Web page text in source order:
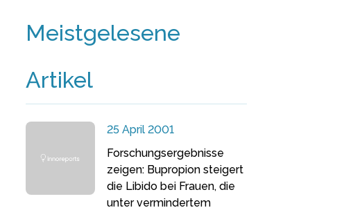
Meistgelesene
Artikel
25 April 2001
Forschungsergebnisse
zeigen: Bupropion steigert
die Libido bei Frauen, die
unter vermindertem